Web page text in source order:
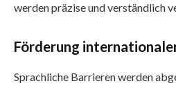
werden präzise und verständlich
Förderung
Sprachliche Barrieren werden